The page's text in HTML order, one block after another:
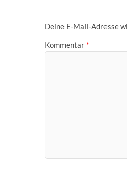
Deine E-Mail-Adresse
Kommentar *